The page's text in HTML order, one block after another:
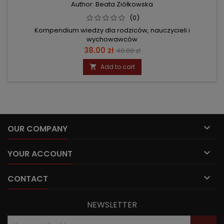
Author: Beata Ziółkowska
(0)
Kompendium wiedzy dla rodziców, nauczycieli i
wychowawców
Price
38.00 zł Regular
price
40.00 zł
 Add to cart
OUR COMPANY 
YOUR ACCOUNT 
CONTACT 
NEWSLETTER